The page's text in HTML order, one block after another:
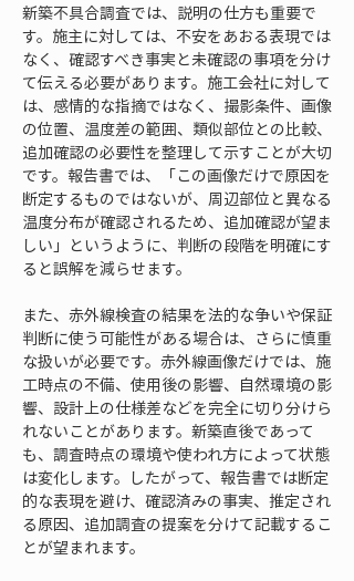
新築不具合調査では、説明の仕方も重要で
す。施主に対しては、不安をあおる表現では
なく、確認すべき事実と未確認の事項を分け
て伝える必要があります。施工会社に対して
は、感情的な指摘ではなく、撮影条件、画像
の位置、温度差の範囲、類似部位との比較、
追加確認の必要性を整理して示すことが大切
です。報告書では、「この画像だけで原因を
断定するものではないが、周辺部位と異なる
温度分布が確認されるため、追加確認が望ま
しい」というように、判断の段階を明確にす
ると誤解を減らせます。
また、赤外線検査の結果を法的な争いや保証
判断に使う可能性がある場合は、さらに慎重
な扱いが必要です。赤外線画像だけでは、施
工時点の不備、使用後の影響、自然環境の影
響、設計上の仕様差などを完全に切り分けら
れないことがあります。新築直後であって
も、調査時点の環境や使われ方によって状態
は変化します。したがって、報告書では断定
的な表現を避け、確認済みの事実、推定され
る原因、追加調査の提案を分けて記載するこ
とが望まれます。